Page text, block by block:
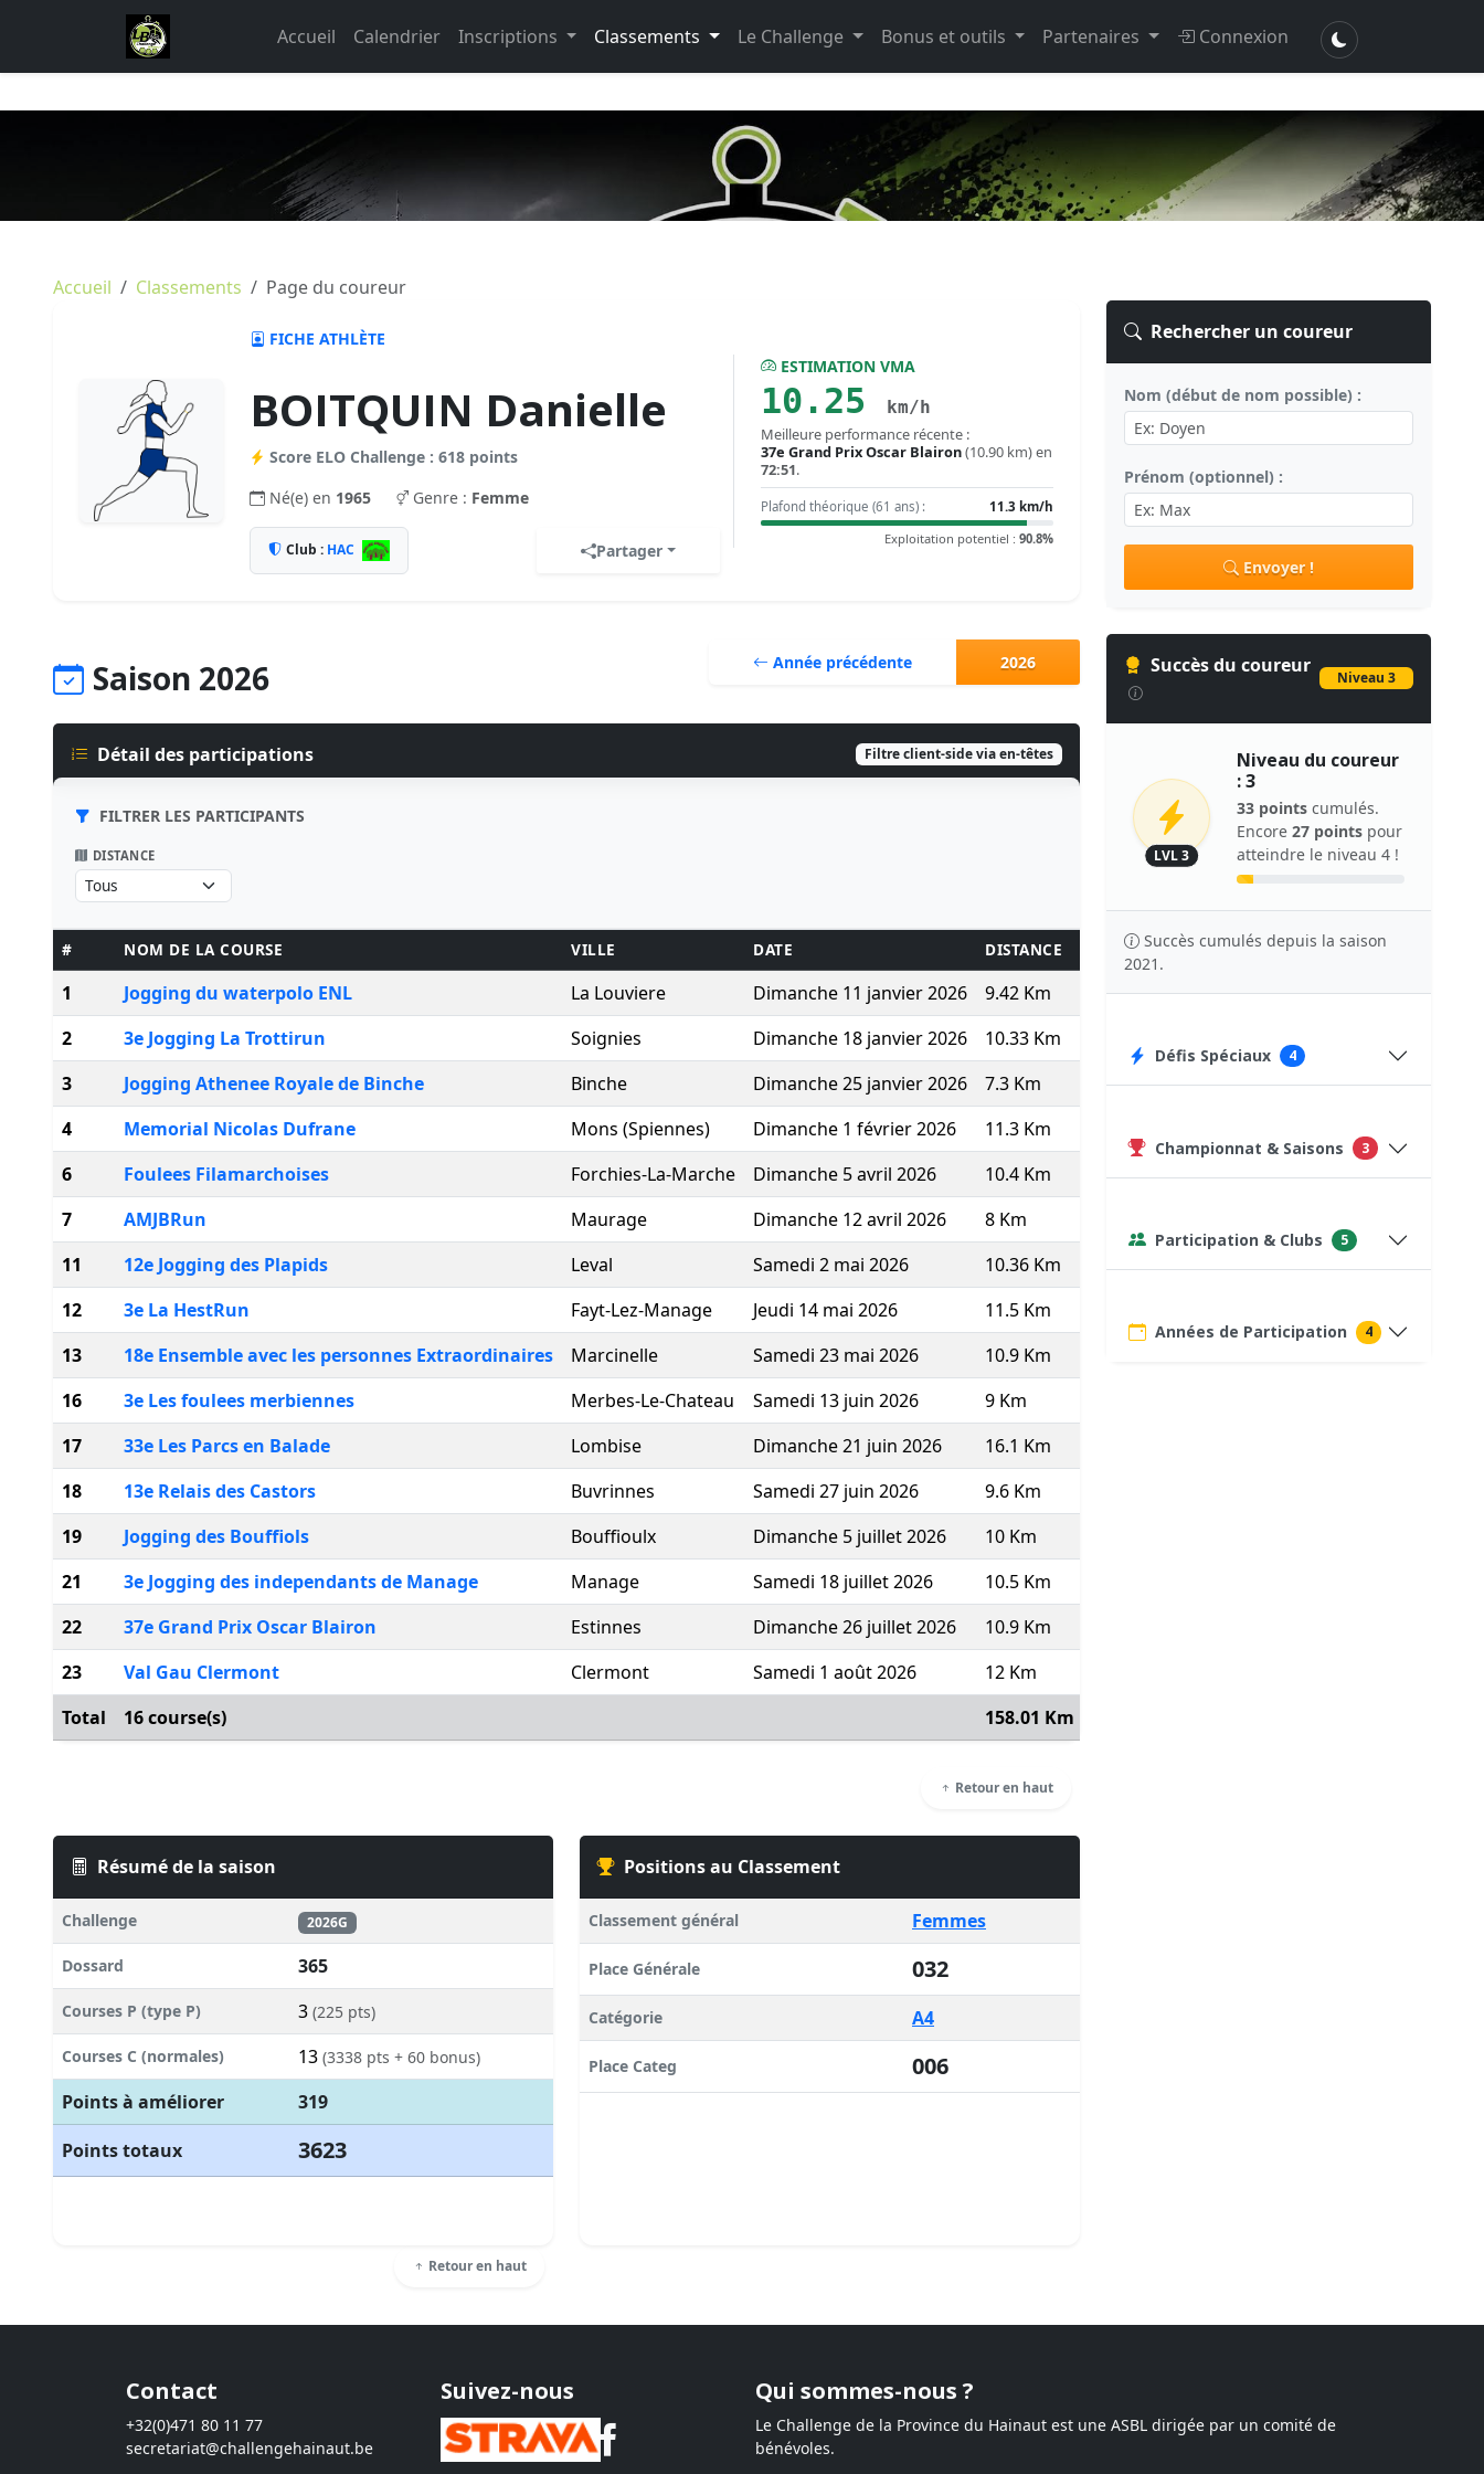
Accueil Calendrier Inscriptions Classements Le Challenge Bonus et outils Partenaires Connexion
Accueil Classements Page du coureur
FICHE ATHLÈTE
BOITQUIN Danielle
Score ELO Challenge : 618 points
Né(e) en 1965 Genre : Femme
Club : HAC Partager
ESTIMATION VMA
10.25 km/h
Meilleure performance récente :
37e Grand Prix Oscar Blairon(10.90 km) en
72:51.
Plafond théorique (61 ans) :
11.3 km/h
Exploitation potentiel : 90.8%
Saison 2026 Année précédente 2026
Détail des participations Filtre client-side via en-têtes
FILTRER LES PARTICIPANTS
DISTANCE
# NOM DE LA COURSE VILLE DATE DISTANCE KM/H TPS/KM TEMPS POINTS
1 Jogging du waterpolo ENL La Louviere Dimanche 11 janvier 2026 9.42 Km 8.3 7'14'' 68:06
329
2
3e Jogging La Trottirun Soignies Dimanche 18 janvier 2026 10.33 Km
3
Jogging Athenee Royale de Binche Binche Dimanche 25 janvier 2026 7.3 Km 9.33 6'26'' 46:58 75 (Course type P)
4 Memorial Nicolas Dufrane Mons (Spiennes) Dimanche 1 février 2026 11.3 Km
6
Foulees Filamarchoises Forchies-La-Marche Dimanche 5 avril 2026 10.4 Km 8.67 6'55'' 71:56
319
7
AMJBRun Maurage Dimanche 12 avril 2026 8 Km
11 12e Jogging des Plapids Leval Samedi 2 mai 2026 10.36 Km 8.65 6'56'' 71:52
323
12
3e La HestRun Fayt-Lez-Manage Jeudi 14 mai 2026 11.5 Km
13
18e Ensemble avec les personnes Extraordinaires Marcinelle Samedi 23 mai 2026 10.9 Km
16
3e Les foulees merbiennes Merbes-Le-Chateau Samedi 13 juin 2026 9 Km
17
33e Les Parcs en Balade Lombise Dimanche 21 juin 2026 16.1 Km
18 13e Relais des Castors Buvrinnes Samedi 27 juin 2026 9.6 Km
19 Jogging des Bouffiols Bouffioulx Dimanche 5 juillet 2026 10 Km
21 3e Jogging des independants de Manage Manage Samedi 18 juillet 2026 10.5 Km
22
37e Grand Prix Oscar Blairon Estinnes Dimanche 26 juillet 2026 10.9 Km
23
Val Gau Clermont Clermont Samedi 1 août 2026 12 Km
Total 16 course(s) 158.01 Km
Retour en haut
Résumé de la saison
Challenge 2026G
Dossard 365
Courses P (type P) 3 (225 pts)
Courses C (normales) 13 (3338 pts + 60 bonus)
Points à améliorer
319
Points totaux
3623
Retour en haut
Positions au Classement
Classement général Femmes
Place Générale 032
Catégorie A4
Place Categ 006
Rechercher un coureur
Nom (début de nom possible) :
Prénom (optionnel) :
Envoyer !
Succès du coureur
Niveau 3
LVL 3
Niveau du coureur
: 3
33 points cumulés.
Encore 27 points pour
atteindre le niveau 4 !
Succès cumulés depuis la saison
2021.
Défis Spéciaux 4
Championnat & Saisons 3
Participation & Clubs 5
Années de Participation 4
Contact
+32(0)471 80 11 77
secretariat@challengehainaut.be
Suivez-nous Qui sommes-nous ?
Le Challenge de la Province du Hainaut est une ASBL dirigée par un comité de
bénévoles.